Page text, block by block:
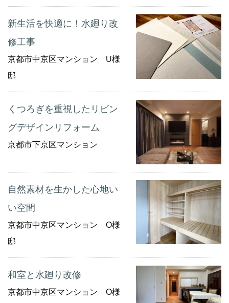
新生活を快適に！水廻り改
修工事
京都市中京区マンション U様
邸
くつろぎを重視したリビン
グデザインリフォーム
京都市下京区マンション
自然素材を生かした心地い
い空間
京都市中京区マンション O様
邸
和室と水廻り改修
京都市中京区マンション O様